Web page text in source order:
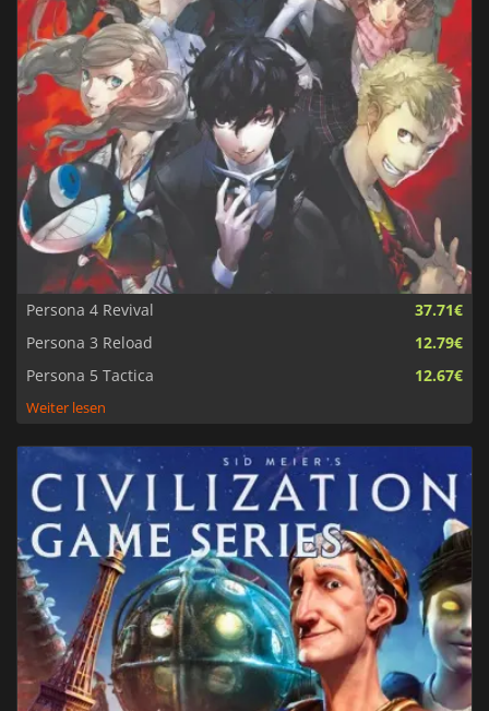
Persona 4 Revival
37.71€
Persona 3 Reload
12.79€
Persona 5 Tactica
12.67€
Weiter lesen